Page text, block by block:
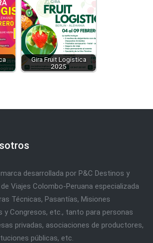
Gira Fruit Logistica
2025
desarrollada por P&C Destinos y
Viajes Colombo-Peruana especializada
Técnicas, Pasantías, Misiones
y Congresos, etc., tanto para personas
privadas, asociaciones de productores,
públicas, etc.